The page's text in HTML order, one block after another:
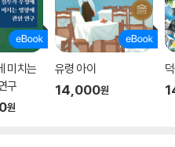
일이다. 심해의 바닥을 본 물고기
바닥을 본 소년과 소녀만이 진정
소설은 쓸쓸하지만 따뜻하고, 소박
문학평론가)
에 머무르는 이야기가 아니라, 자
미치는
구
원
유령 아이
14,000원